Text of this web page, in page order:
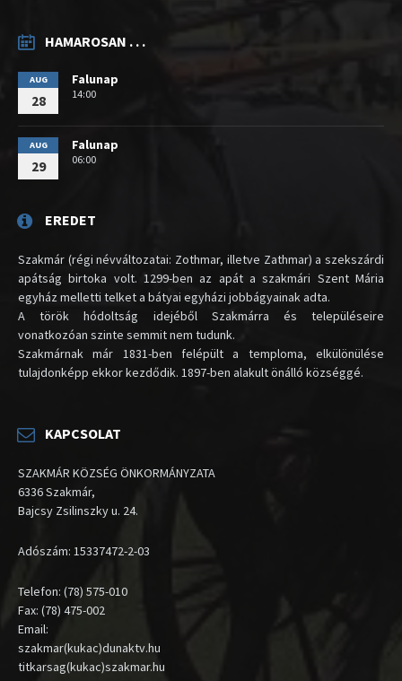
HAMAROSAN . . .
AUG
28
Falunap
14:00
AUG
29
Falunap
06:00
EREDET
Szakmár (régi névváltozatai: Zothmar, illetve Zathmar) a szekszárdi
apátság birtoka volt. 1299-ben az apát a szakmári Szent Mária
egyház melletti telket a bátyai egyházi jobbágyainak adta.
A török hódoltság idejéből Szakmárra és településeire
vonatkozóan szinte semmit nem tudunk.
Szakmárnak már 1831-ben felépült a temploma, elkülönülése
tulajdonképp ekkor kezdődik. 1897-ben alakult önálló községgé.
KAPCSOLAT
SZAKMÁR KÖZSÉG ÖNKORMÁNYZATA
6336 Szakmár,
Bajcsy Zsilinszky u. 24.
Adószám: 15337472-2-03
Telefon: (78) 575-010
Fax: (78) 475-002
Email:
szakmar(kukac)dunaktv.hu
titkarsag(kukac)szakmar.hu